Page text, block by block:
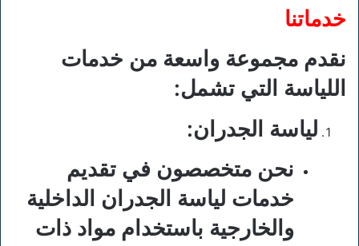
خدماتنا
نقدم مجموعة واسعة من خدمات
اللياسة التي تشمل:
لياسة الجدران:
نحن متخصصون في تقديم
خدمات لياسة الجدران الداخلية
والخارجية باستخدام مواد ذات